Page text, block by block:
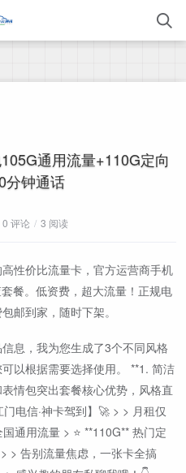
通用流量+110G定向
分钟通话
0 评论 / 3 阅读
性价比流量卡，官方运营商手机
餐。低资费，超大流量！正规电
邮到家，随时下架。
息，我为您生成了3个不同风格
以根据需要选择使用。 **1. 简洁
情包突出套餐核心优势，风格直
电信·神卡驾到】🚀 > > 月租仅
通用流量 > ⭐️ **110G** 热门定
> 告别流量焦虑，一张卡全搞